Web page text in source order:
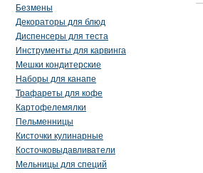
Безмены
Декораторы для блюд
Диспенсеры для теста
Инструменты для карвинга
Мешки кондитерские
Наборы для канапе
Трафареты для кофе
Картофелемялки
Пельменницы
Кисточки кулинарные
Косточковыдавливатели
Мельницы для специй